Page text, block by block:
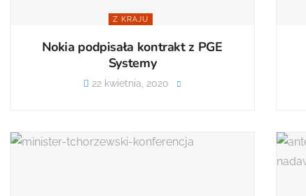
Z KRAJU
Nokia podpisała kontrakt z PGE
Systemy
22 kwietnia, 2020